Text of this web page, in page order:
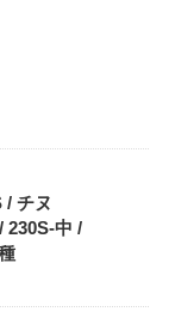
/ チヌ
230S-中 /